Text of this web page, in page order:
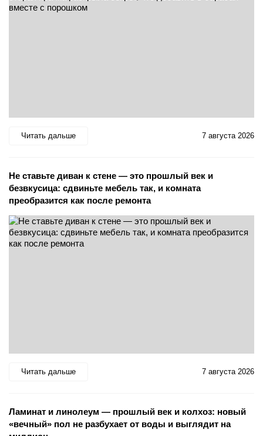
Читать дальше 7 августа 2026
Не ставьте диван к стене — это прошлый век и
безвкусица: сдвиньте мебель так, и комната
преобразится как после ремонта
Читать дальше 7 августа 2026
Ламинат и линолеум — прошлый век и колхоз: новый
«вечный» пол не разбухает от воды и выглядит на